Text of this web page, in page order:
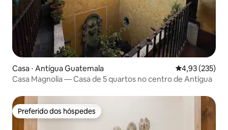
Casa ⋅ Antígua Guatemala 4,93 de uma
4,93 (235)
Casa Magnolia — Casa de 5 quartos no centro de Antígua
Preferido dos hóspedes
Preferido dos hóspedes